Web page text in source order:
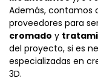
Además, contamos
proveedores para
cromado y
del proyecto, si es
especializadas en
3D.